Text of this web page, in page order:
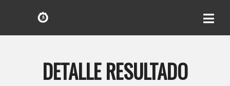
DETALLE RESULTADO